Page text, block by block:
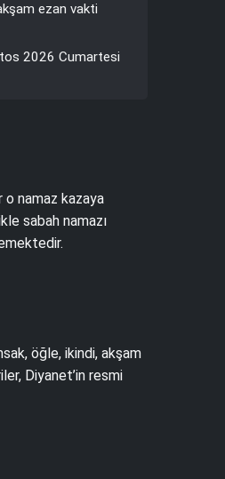
ezan vakti
2026 Cumartesi
o namaz kazaya
sabah namazı
öğle, ikindi, akşam
Diyanet’in resmi